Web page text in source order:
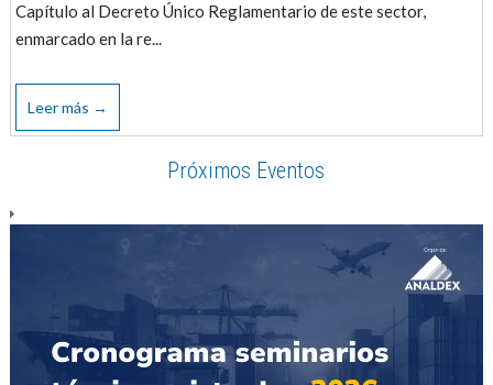
Capítulo al Decreto Único Reglamentario de este sector,
enmarcado en la re...
Leer más →
Próximos Eventos